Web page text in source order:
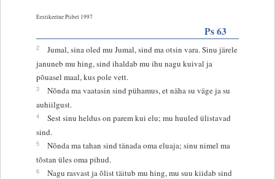
Eestikeelne Piibel 1997
Ps 63
2
Jumal, sina oled mu Jumal, sind ma otsin vara. Sinu järele
januneb mu hing, sind ihaldab mu ihu nagu kuival ja
põuasel maal, kus pole vett.
3
Nõnda ma vaatasin sind pühamus, et näha su väge ja su
auhiilgust.
4
Sest sinu heldus on parem kui elu; mu huuled ülistavad
sind.
5
Nõnda ma tahan sind tänada oma eluaja; sinu nimel ma
tõstan üles oma pihud.
6
Nagu rasvast ja õlist täitub mu hing, mu suu kiidab sind